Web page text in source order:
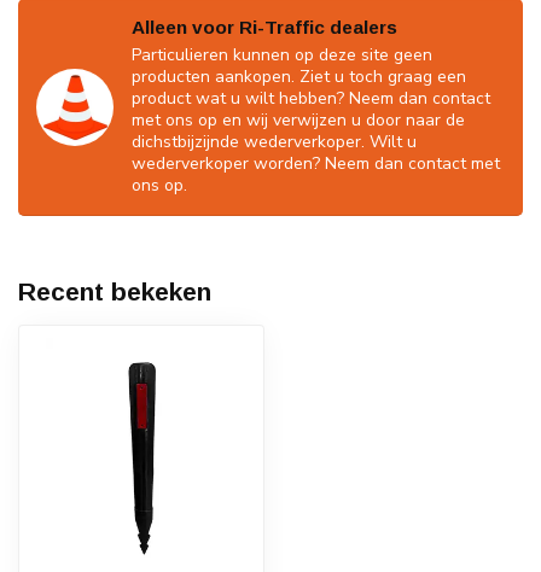
Alleen voor Ri-Traffic dealers
Particulieren kunnen op deze site geen
producten aankopen. Ziet u toch graag een
product wat u wilt hebben? Neem dan contact
met ons op en wij verwijzen u door naar de
dichstbijzijnde wederverkoper. Wilt u
wederverkoper worden? Neem dan contact met
ons op.
Recent bekeken